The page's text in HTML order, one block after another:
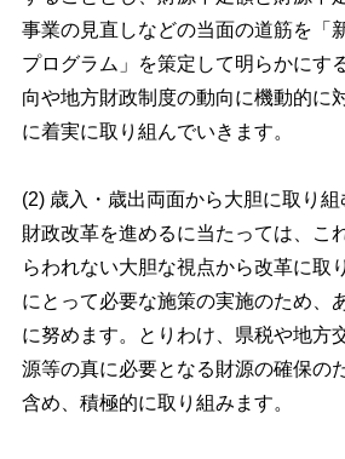
事業の見直しなどの当面の道筋を「
プログラム」を策定して明らかにす
向や地方財政制度の動向に機動的に
に着実に取り組んでいきます。
(2) 歳入・歳出両面から大胆に取り組
財政改革を進めるに当たっては、こ
らわれない大胆な視点から改革に取
にとって必要な施策の実施のため、
に努めます。とりわけ、県税や地方
源等の真に必要となる財源の確保の
含め、積極的に取り組みます。